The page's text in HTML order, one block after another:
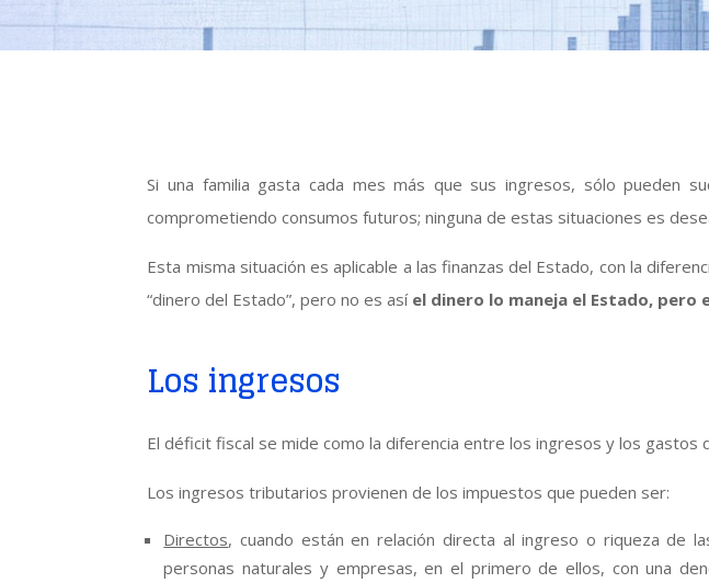
Si una familia gasta cada mes más que sus ingresos, sólo pueden
comprometiendo consumos futuros; ninguna de estas situaciones es
Esta misma situación es aplicable a las finanzas del Estado, con la
“dinero del Estado”, pero no es así el dinero lo maneja el Estado, pero
Los ingresos
El déficit fiscal se mide como la diferencia entre los ingresos y los
Los ingresos tributarios provienen de los impuestos que pueden ser:
Directos, cuando están en relación directa al ingreso o riqueza de
personas naturales y empresas, en el primero de ellos, con una